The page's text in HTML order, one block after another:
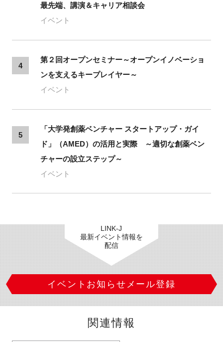
最先端、講演＆キャリア相談会
イベント
4
第２回オープンセミナー～オープンイノベーショ
ンを支えるキープレイヤー～
イベント
5
「大学発創薬ベンチャー スタートアップ・ガイ
ド」（AMED）の活用と実際 ～適切な創薬ベン
チャーの設立ステップ～
イベント
LINK-J
最新イベント情報を
配信
イベントお知らせメール登録
関連情報